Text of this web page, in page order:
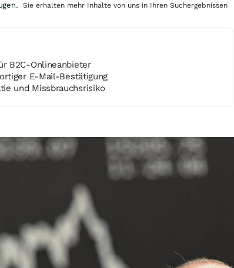
B2C-Onlineanbieter
E-Mail-Bestätigung
und Missbrauchsrisiko
Sie erhalten mehr Inhalte von uns in Ihren Suchergebnissen